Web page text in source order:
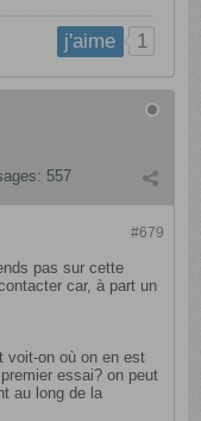
j'aime 1
557
#679
pas sur cette
car, à part un
voit-on où on en est
essai? on peut
au long de la